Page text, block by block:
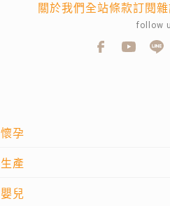
懷孕
生產
嬰兒
關於我們全站條款訂閱
follow